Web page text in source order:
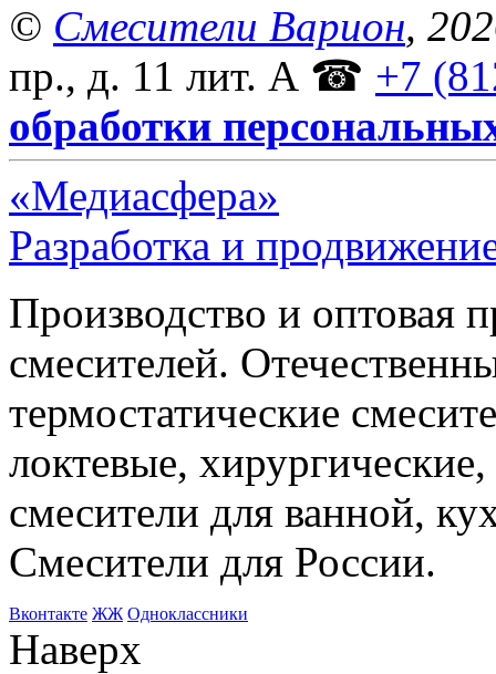
© Смесители Варион,
пр., д. 11 лит. А ☎ +7
обработки
«Медиасфера»
Разработка и
Производство и оптовая
смесителей.
термостатические
локтевые,
смесители для ванной,
Смесители для России.
Bконтакте ЖЖ Одноклассники
Наверх